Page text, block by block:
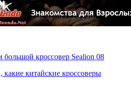
кроссовер Sealion 08
китайские кроссоверы